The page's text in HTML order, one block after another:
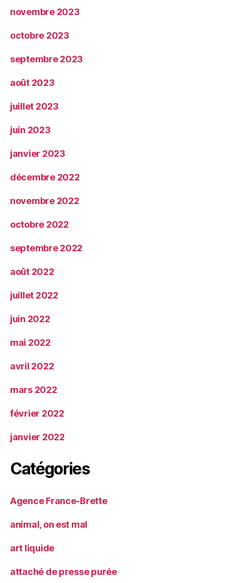
novembre 2023
octobre 2023
septembre 2023
août 2023
juillet 2023
juin 2023
janvier 2023
décembre 2022
novembre 2022
octobre 2022
septembre 2022
août 2022
juillet 2022
juin 2022
mai 2022
avril 2022
mars 2022
février 2022
janvier 2022
Catégories
Agence France-Brette
animal, on est mal
art liquide
attaché de presse purée